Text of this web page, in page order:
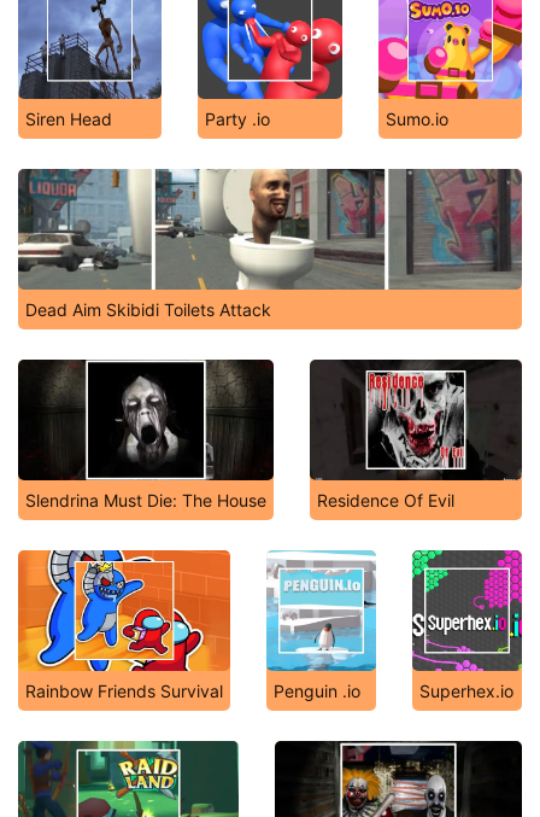
Siren Head Party .io Sumo.io
Dead Aim Skibidi Toilets Attack
Slendrina Must Die: The House Residence Of Evil
Rainbow Friends Survival Penguin .io Superhex.io